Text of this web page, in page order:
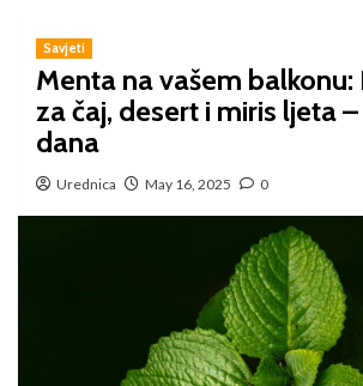
Savjeti
Menta na vašem balkonu:
za čaj, desert i miris ljeta
dana
Urednica May 16, 2025 0